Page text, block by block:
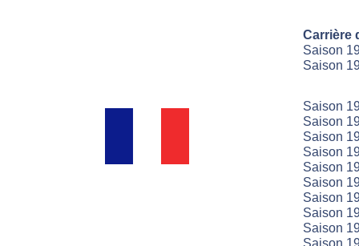
Carrière
Saison
Saison
Saison
Saison
Saison
Saison
Saison
Saison
Saison
Saison
Saison
Saison